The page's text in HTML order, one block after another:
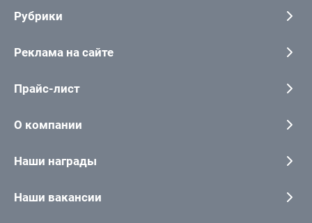
Рубрики
Реклама на сайте
Прайс-лист
О компании
Наши награды
Наши вакансии